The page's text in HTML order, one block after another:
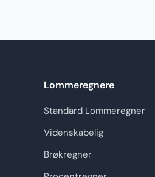
Lommeregnere
Standard Lommeregner
Videnskabelig
Brøkregner